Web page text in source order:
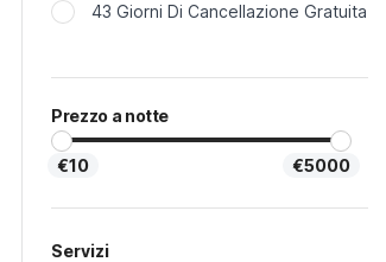
43 Giorni Di Cancellazione Gratuita
Prezzo a notte
€10 €5000
Servizi